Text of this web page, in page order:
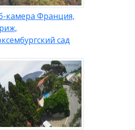
камера Франция,
сад